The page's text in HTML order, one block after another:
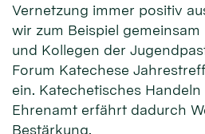
Vernetzung immer positiv
wir zum Beispiel
und Kollegen der
Forum Katechese
ein. Katechetisches
Ehrenamt erfährt dadurch
Bestärkung.